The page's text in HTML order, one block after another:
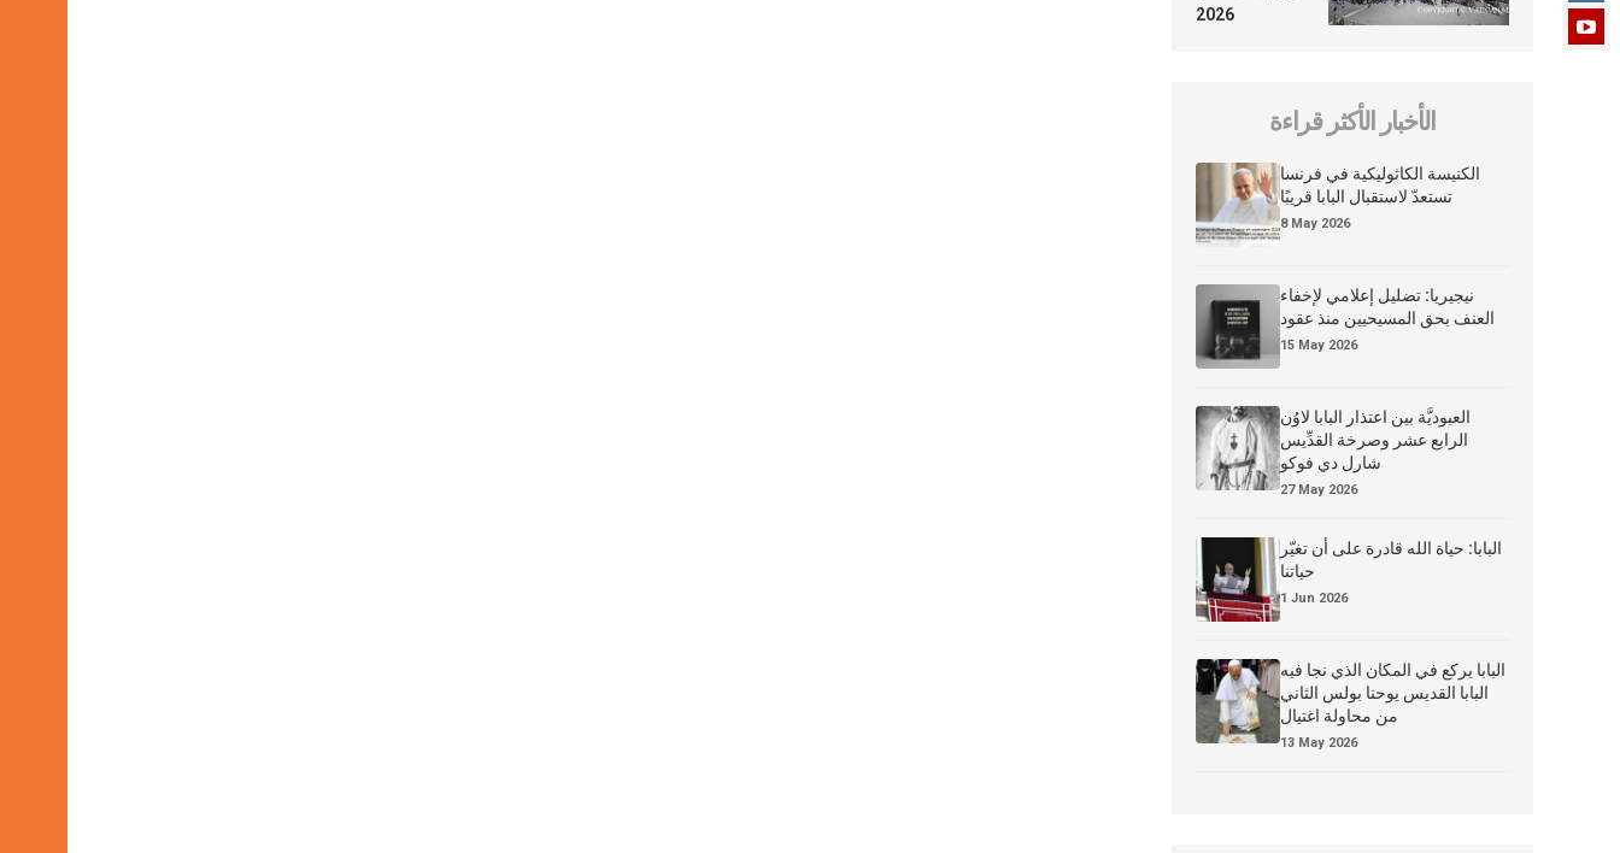
2026
الأخبار الأكثر قراءة
الكنيسة الكاثوليكية في فرنسا
تستعدّ لاستقبال البابا قريبًا
8 May 2026
نيجيريا: تضليل إعلامي لإخفاء
العنف بحق المسيحيين منذ عقود
15 May 2026
العبوديَّة بين اعتذار البابا لاوُن
الرابع عشر وصرخة القدِّيس
شارل دي فوكو
27 May 2026
البابا: حياة الله قادرة على أن تغيّر
حياتنا
1 Jun 2026
البابا يركع في المكان الذي نجا فيه
البابا القديس يوحنا بولس الثاني
من محاولة اغتيال
13 May 2026